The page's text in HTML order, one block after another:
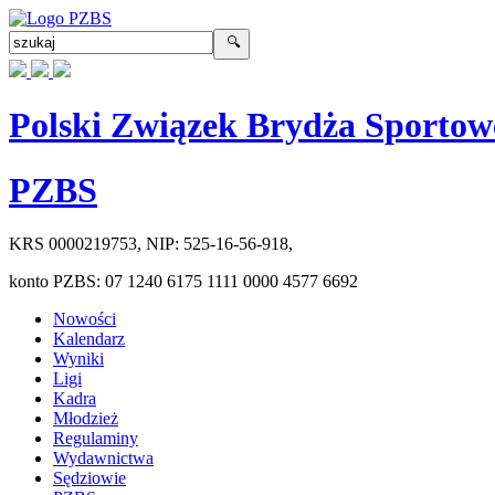
Polski Związek Brydża
PZBS
KRS 0000219753, NIP: 525-16-56-918,
konto PZBS: 07 1240 6175 1111 0000 4577 6692
Nowości
Kalendarz
Wyniki
Ligi
Kadra
Młodzież
Regulaminy
Wydawnictwa
Sędziowie